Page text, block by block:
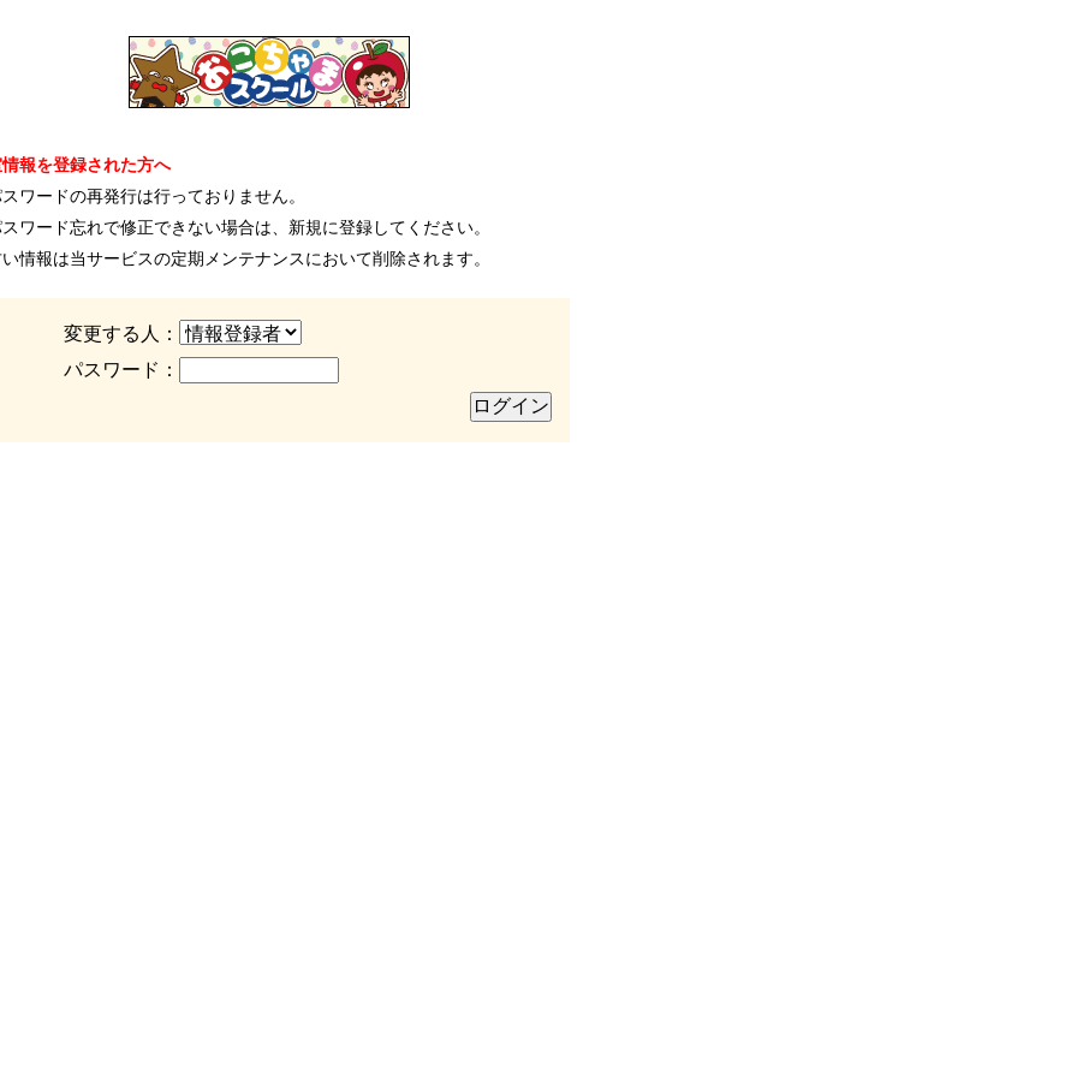
報を登録された方へ
スワードの再発行は行っておりません。
スワード忘れで修正できない場合は、新規に登録してください。
い情報は当サービスの定期メンテナンスにおいて削除されます。
変更する人：
パスワード：